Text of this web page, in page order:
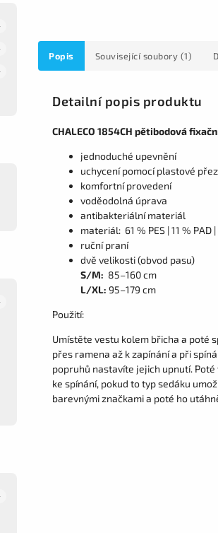
Popis Související soubory (1)
Detailní popis produktu
CHALECO 1854CH pětibodová
jednoduché upevnění
uchycení pomocí plastové
komfortní provedení
voděodolná úprava
antibakteriální materiál
materiál: 61 % PES | 11 % PAD
ruční praní
dvě velikosti (obvod pasu)
S/M: 85–160 cm
L/XL: 95–179 cm
Použití:
Umístěte vestu kolem břicha a poté
přes ramena až k zapínání a při
popruhů nastavíte jejich upnutí.
ke spínání, pokud to typ sedáku
barevnými značkami a poté ho